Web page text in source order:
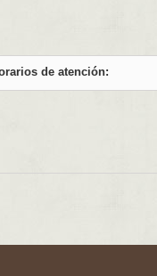
de atención: